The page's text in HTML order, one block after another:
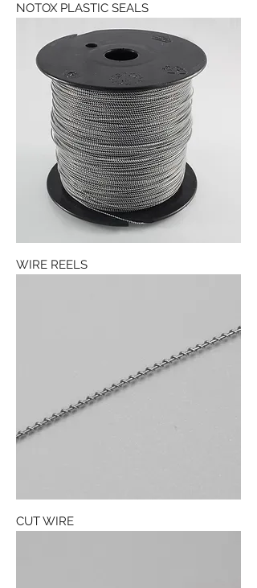
NOTOX PLASTIC SEALS
WIRE REELS
CUT WIRE